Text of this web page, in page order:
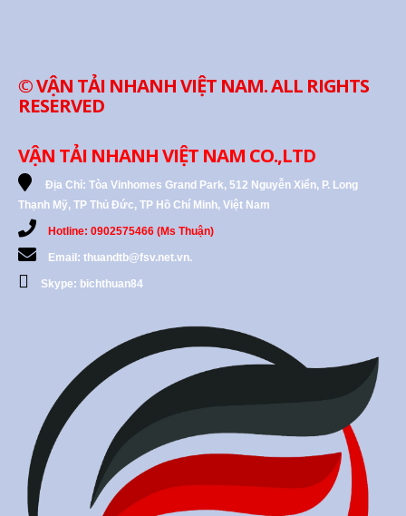
© VẬN TẢI NHANH VIỆT NAM. ALL RIGHTS
RESERVED
VẬN TẢI NHANH VIỆT NAM CO.,LTD
Địa Chỉ: Tòa Vinhomes Grand Park, 512 Nguyễn Xiển, P. Long
Thạnh Mỹ, TP Thủ Đức, TP Hồ Chí Minh, Việt Nam
Hotline: 0902575466 (Ms Thuận)
Email: thuandtb@fsv.net.vn.
Skype: bichthuan84